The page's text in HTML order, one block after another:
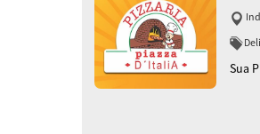
Sua